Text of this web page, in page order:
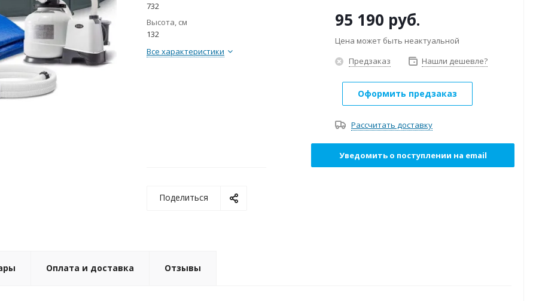
732
Высота, см
132
Все характеристики
95 190 руб.
Цена может быть неактуальной
Предзаказ
Нашли дешевле?
Оформить предзаказ
Рассчитать доставку
Уведомить о поступлении на email
Поделиться
Оплата и доставка Отзывы